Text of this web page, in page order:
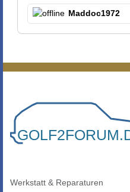
Maddoc1972
Werkstatt & Reparaturen